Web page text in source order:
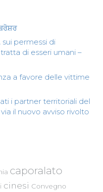
sui permessi di
di esseri umani –
a favore delle vittime
i partner territoriali del
il nuovo avviso rivolto
caporalato
cinesi Convegno